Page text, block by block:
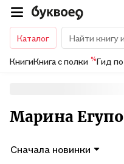
Каталог
КнигиКнига с полки %Гид
Марина
Сначала новинки